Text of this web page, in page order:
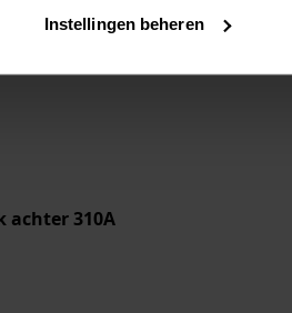
Instellingen beheren
achter 310A